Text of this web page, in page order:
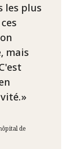
les plus
mais
de